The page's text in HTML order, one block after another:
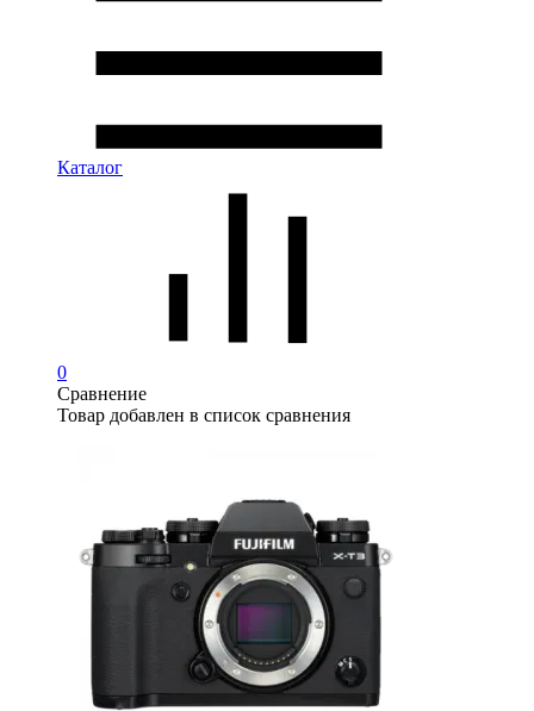
Каталог
0
Сравнение
Товар добавлен в список сравнения